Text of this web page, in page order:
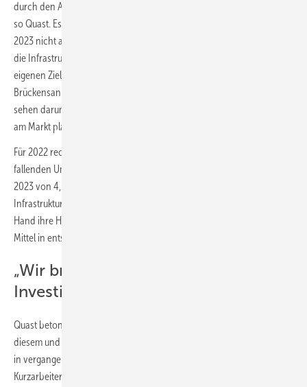
durch den Anstieg der prognostizierten Steuereinnahmen gedeckt ist,
so Quast. Es sei zu befürchten, dass sie deshalb ihre Investitionen in
2023 nicht ausweiten können. Und die Investitionen des Bundes in
die Infrastruktur erreichen im laufenden Jahr offensichtlich nicht die
eigenen Zielvorgaben. Insbesondere der avisierte Aufwuchs beim
Brückensanierungsprogramm zeige sich in der Praxis nicht. „Wir
sehen darum die Gefahr, dass die geplanten Budgets nicht vollständig
am Markt platziert werden“, so Quast.
Für 2022 rechnet der Verband im öffentlichen Bau mit real um 7 %
fallenden Umsätzen und erwartet einen weiteren Umsatzrückgang in
2023 von 4,5 %. Quast fordert, dass auch der Staat in seine
Infrastruktur investieren müsse. „Wir erwarten, dass die öffentliche
Hand ihre Hausaufgaben macht und die ihr zur Verfügung stehenden
Mittel in entsprechende Maßnahmen und Aufträge umsetzt.“
„Wir brauchen jetzt kluge
Investitionsanreize“
Quast betonte, dass man zwar eine Delle in der Baukonjunktur in
diesem und im kommenden Jahr erwarte, die die Betriebe hätten aber
in vergangenen Jahren ihr Eigenkapital gestärkt. „Mit dem Saison-
Kurzarbeitergeld kommen sie darüber hinaus gut über den Winter und